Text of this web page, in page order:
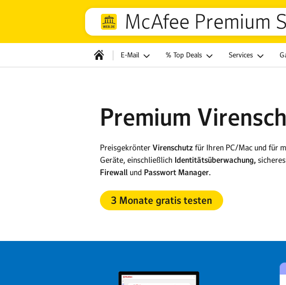
McAfee Premium
E-Mail % Top Deals Services
Premium
Preisgekrönter Virenschutz für Ihren PC/Mac und für
Geräte, einschließlich Identitätsüberwachung, sicheres
Firewall und Passwort Manager.
3 Monate gratis testen